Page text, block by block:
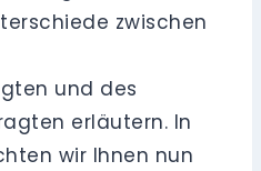
zwischen
und des
erläutern. In
wir Ihnen nun